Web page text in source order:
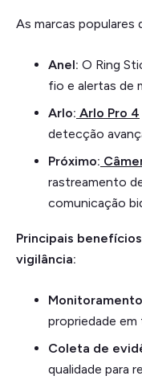
As marcas populares
Anel: O Ring
fio e alertas de
Arlo: Arlo Pro 4
detecção
Próximo:
rastreamento
comunicação
Principais
vigilância:
propriedade em
Coleta de
qualidade para